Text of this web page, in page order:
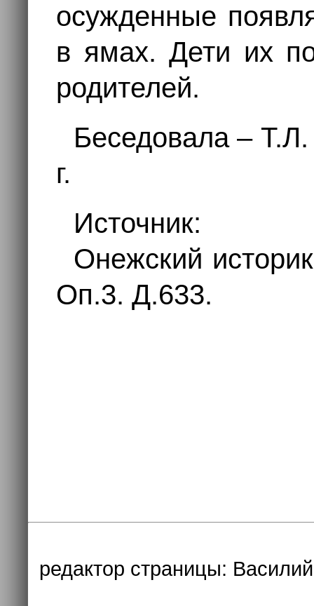
осужденные
в ямах. Дети их
родителей.
Беседовала –
г.
Источник:
Онежский
Оп.3. Д.633.
редактор страницы: